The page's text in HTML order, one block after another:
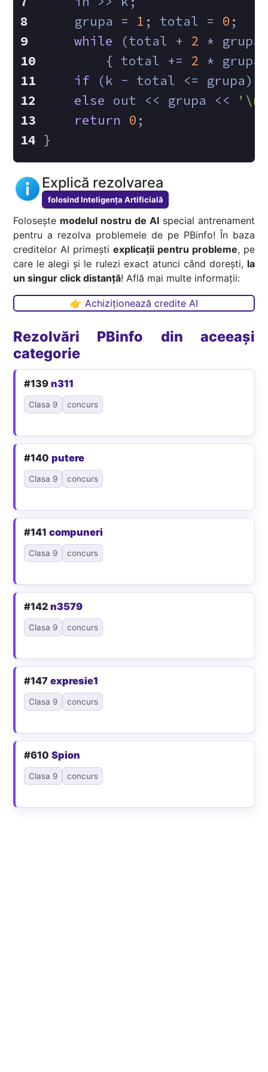
    grupa =
1 ; total = 0 ;
while (total + 2 *
    	{ total +=
2 *
if (k - total <= grupa)
else out << grupa <<
return
0 ;
}
Explică rezolvarea
folosind Inteligența Artificială
Folosește modelul nostru de AIspecial antrenament
pentru a rezolva problemele de pe PBinfo! În baza
creditelor AI primești explicații pentru probleme, pe
care le alegi și le rulezi exact atunci când dorești, la
un singur click distanță! Află mai multe informații:
👉 Achiziționează credite AI
Rezolvări PBinfo din aceeași
categorie
#139n311
Clasa 9 concurs
#140putere
Clasa 9 concurs
#141compuneri
Clasa 9 concurs
#142n3579
Clasa 9 concurs
#147expresie1
Clasa 9 concurs
#610Spion
Clasa 9 concurs